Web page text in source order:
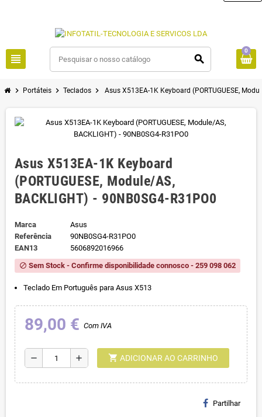
view_headline search
0
chevron_right Portáteis chevron_right Teclados chevron_right Asus X513EA-1K Keyboard (PORTUGUESE,
Asus X513EA-1K Keyboard
(PORTUGUESE, Module/AS,
BACKLIGHT) - 90NB0SG4-R31PO0
Marca
Asus
Referência
90NB0SG4-R31PO0
EAN13
5606892016966
block Sem Stock - Confirme disponibilidade connosco - 259 098 062
Teclado Em Português para Asus X513
89,00 € Com IVA
remove add shopping_cart ADICIONAR AO CARRINHO
Partilhar